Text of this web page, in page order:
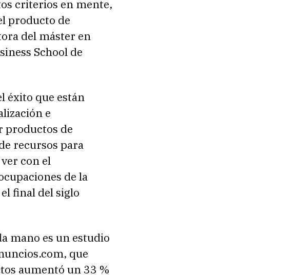
criterios en mente,
producto de
del máster en
School de
éxito que están
e
productos de
recursos para
con el
de la
final del siglo
mano es un estudio
que
aumentó un 33 %